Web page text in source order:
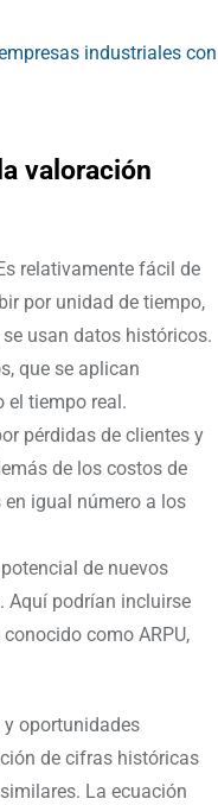
industriales con
valoración
relativamente fácil de
por unidad de tiempo,
usan datos históricos.
que se aplican
el tiempo real.
pérdidas de clientes y
de los costos de
en igual número a los
de nuevos
Aquí podrían incluirse
como ARPU,
oportunidades
de cifras históricas
La ecuación